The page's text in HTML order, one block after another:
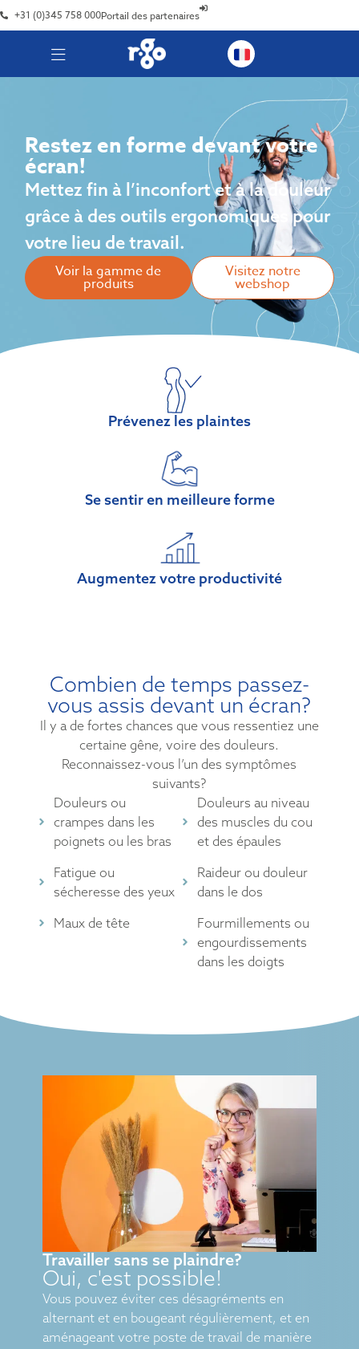
+31 (0)345 758 000Portail des partenaires
Restez en forme devant votre
écran!
Mettez fin à l’inconfort et à la douleur
grâce à des outils ergonomiques pour
votre lieu de travail.
Voir la gamme de
produits
Visitez notre
webshop
Prévenez les plaintes
Se sentir en meilleure forme
Augmentez votre productivité
Combien de temps passez-
vous assis devant un écran?
Il y a de fortes chances que vous ressentiez une
certaine gêne, voire des douleurs.
Reconnaissez-vous l’un des symptômes
suivants?
Douleurs ou
crampes dans les
poignets ou les bras
Fatigue ou
sécheresse des yeux
Maux de tête
Douleurs au niveau
des muscles du cou
et des épaules
Raideur ou douleur
dans le dos
Fourmillements ou
engourdissements
dans les doigts
Travailler sans se plaindre?
Oui, c'est possible!
Vous pouvez éviter ces désagréments en
alternant et en bougeant régulièrement, et en
aménageant votre poste de travail de manière